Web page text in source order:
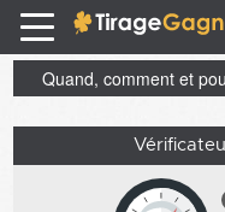
x
Tirage Gagnant
Quand, comment et